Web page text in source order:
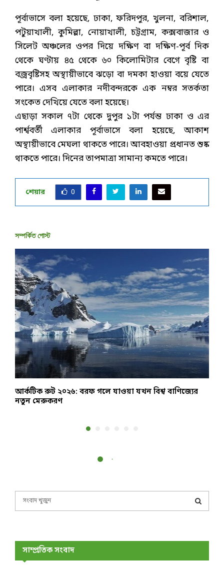
পূর্বাভাসে বলা হয়েছে, ঢাকা, ফরিদপুর, খুলনা, বরিশাল,
পটুয়াখালী, কুমিল্লা, নোয়াখালী, চট্টগ্রাম, কক্সবাজার ও
সিলেট অঞ্চলের ওপর দিয়ে দক্ষিণ বা দক্ষিণ-পূর্ব দিক
থেকে ঘণ্টায় ৪৫ থেকে ৬০ কিলোমিটার বেগে বৃষ্টি বা
বজ্রবৃষ্টিসহ অস্থায়ীভাবে ঝড়ো বা দমকা হাওয়া বয়ে যেতে
পারে। এসব এলাকার নদীবন্দরকে এক নম্বর সতর্কতা
সংকেত দেখিয়ে যেতে বলা হয়েছে।
এছাড়া সকাল ৭টা থেকে দুপুর ১টা পর্যন্ত ঢাকা ও এর
পার্শ্ববর্তী এলাকার পূর্বাভাসে বলা হয়েছে, আকাশ
অস্থায়ীভাবে মেঘলা থাকতে পারে। আবহাওয়া প্রধানত শুষ্ক
থাকতে পারে। দিনের তাপমাত্রা সামান্য কমতে পারে।
শেয়ার 0
সম্পর্কিত পোস্ট
আর্কটিক রুট ২০২৬: বরফ গলে যাওয়া যখন বিশ্ব বাণিজ্যের
নতুন মেরুকরণ
f
E
A
সাম্প্রতিক সংবাদ